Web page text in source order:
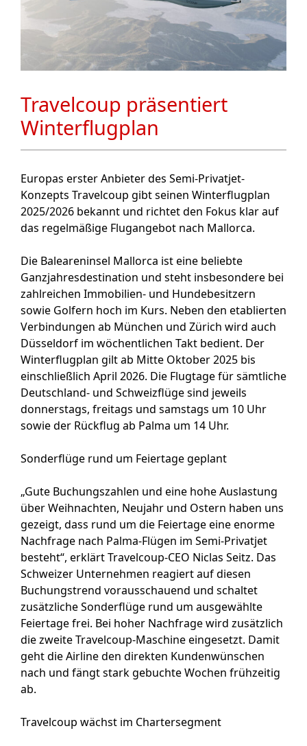
Travelcoup präsentiert
Winterflugplan
Europas erster Anbieter des Semi-Privatjet-
Konzepts Travelcoup gibt seinen Winterflugplan
2025/2026 bekannt und richtet den Fokus klar auf
das regelmäßige Flugangebot nach Mallorca.
Die Baleareninsel Mallorca ist eine beliebte
Ganzjahresdestination und steht insbesondere bei
zahlreichen Immobilien- und Hundebesitzern
sowie Golfern hoch im Kurs. Neben den etablierten
Verbindungen ab München und Zürich wird auch
Düsseldorf im wöchentlichen Takt bedient. Der
Winterflugplan gilt ab Mitte Oktober 2025 bis
einschließlich April 2026. Die Flugtage für sämtliche
Deutschland- und Schweizflüge sind jeweils
donnerstags, freitags und samstags um 10 Uhr
sowie der Rückflug ab Palma um 14 Uhr.
Sonderflüge rund um Feiertage geplant
„Gute Buchungszahlen und eine hohe Auslastung
über Weihnachten, Neujahr und Ostern haben uns
gezeigt, dass rund um die Feiertage eine enorme
Nachfrage nach Palma-Flügen im Semi-Privatjet
besteht“, erklärt Travelcoup-CEO Niclas Seitz. Das
Schweizer Unternehmen reagiert auf diesen
Buchungstrend vorausschauend und schaltet
zusätzliche Sonderflüge rund um ausgewählte
Feiertage frei. Bei hoher Nachfrage wird zusätzlich
die zweite Travelcoup-Maschine eingesetzt. Damit
geht die Airline den direkten Kundenwünschen
nach und fängt stark gebuchte Wochen frühzeitig
ab.
Travelcoup wächst im Chartersegment